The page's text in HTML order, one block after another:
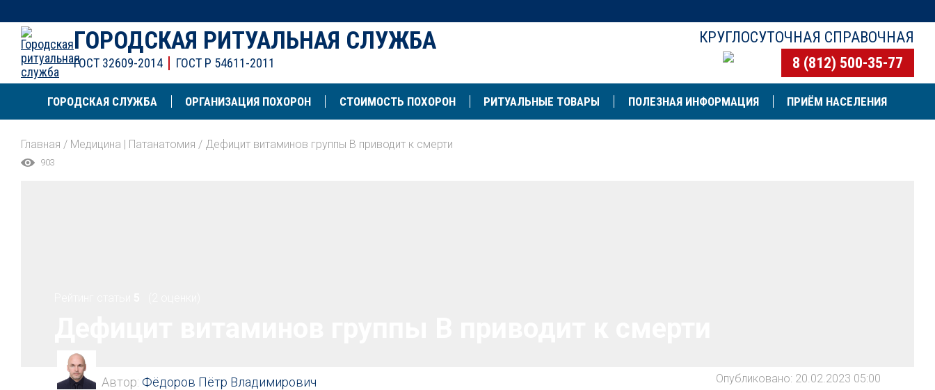
ГОРОДСКАЯ РИТУАЛЬНАЯ СЛУЖБА
ГОСТ 32609-2014 ГОСТ Р 54611-2011
КРУГЛОСУТОЧНАЯ СПРАВОЧНАЯ
8 (812) 500-35-77
ГОРОДСКАЯ СЛУЖБА ОРГАНИЗАЦИЯ ПОХОРОН СТОИМОСТЬ ПОХОРОН РИТУАЛЬНЫЕ ТОВАРЫ ПОЛЕЗНАЯ ИНФОРМАЦИЯ ПРИЁМ НАСЕЛЕНИЯ
Главная / Медицина | Патанатомия / Дефицит витаминов группы B приводит к смерти
903
Автор: Фёдоров Пётр Владимирович Опубликовано: 20.02.2023 05:00